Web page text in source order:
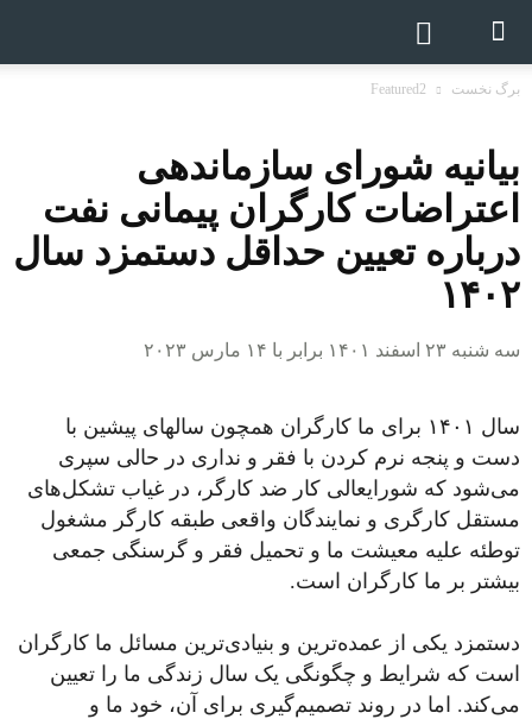
برگ نخست Featured2
بیانیه شورای سازماندهی
اعتراضات کارگران پیمانی نفت
درباره تعیین حداقل دستمزد سال
۱۴۰۲
سه شنبه ۲۳ اسفند ۱۴۰۱ برابر با ۱۴ مارس ۲۰۲۳
سال ۱۴۰۱ برای ما کارگران همچون سالهای پیشین با
دست و پنجه نرم کردن با فقر و نداری در حالی سپری
می‌شود که شورایعالی کار ضد کارگر، در غیاب تشکل‌های
مستقل کارگری و نمایندگان واقعی طبقه کارگر مشغول
توطئه علیه معیشت ما و تحمیل فقر و گرسنگی جمعی
بیشتر بر ما کارگران است.
دستمزد یکی از عمده‌ترین و بنیادی‌ترین مسائل ما کارگران
است که شرایط و چگونگی یک سال زندگی ما را تعیین
می‌کند. اما در روند تصمیم‌گیری برای آن، خود ما و